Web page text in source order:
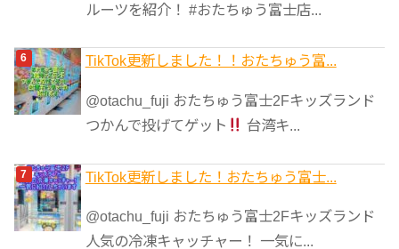
ルーツを紹介！ #おたちゅう富士店...
TikTok更新しました！！おたちゅう富...
@otachu_fuji おたちゅう富士2Fキッズランド
つかんで投げてゲット
台湾キ...
TikTok更新しました！おたちゅう富士...
@otachu_fuji おたちゅう富士2Fキッズランド
人気の冷凍キャッチャー！ 一気に...